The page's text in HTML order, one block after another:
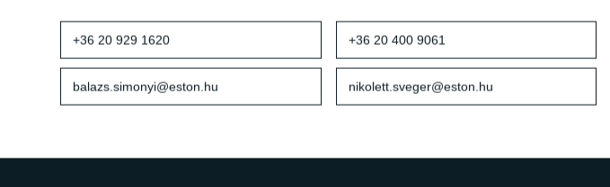
+36 20 929 1620
balazs.simonyi@eston.hu
+36 20 400 9061
nikolett.sveger@eston.hu